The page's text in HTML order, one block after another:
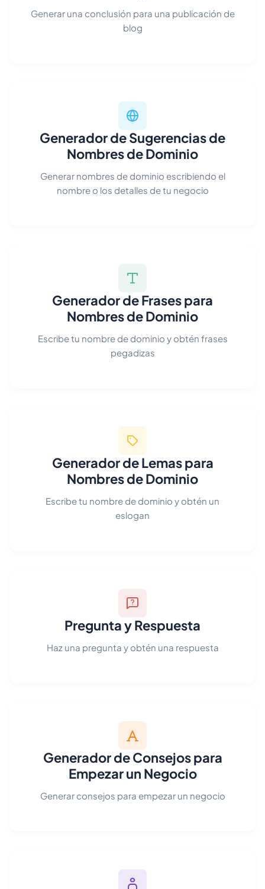
Generar una conclusión para una publicación de
blog
Generador de Sugerencias de
Nombres de Dominio
Generar nombres de dominio escribiendo el
nombre o los detalles de tu negocio
Generador de Frases para
Nombres de Dominio
Escribe tu nombre de dominio y obtén frases
pegadizas
Generador de Lemas para
Nombres de Dominio
Escribe tu nombre de dominio y obtén un
eslogan
Pregunta y Respuesta
Haz una pregunta y obtén una respuesta
Generador de Consejos para
Empezar un Negocio
Generar consejos para empezar un negocio